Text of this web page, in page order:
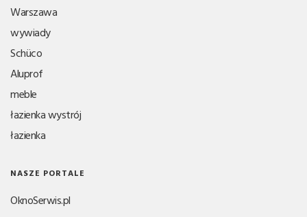
Warszawa
wywiady
Schüco
Aluprof
meble
łazienka wystrój
łazienka
NASZE PORTALE
OknoSerwis.pl